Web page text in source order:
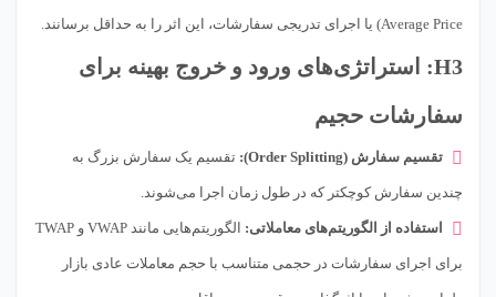
Average Price) یا اجرای تدریجی سفارشات، این اثر را به حداقل برسانند.
H3: استراتژی‌های ورود و خروج بهینه برای
سفارشات حجیم
تقسیم سفارش (Order Splitting): تقسیم یک سفارش بزرگ به
چندین سفارش کوچکتر که در طول زمان اجرا می‌شوند.
استفاده از الگوریتم‌های معاملاتی: الگوریتم‌هایی مانند VWAP و TWAP
برای اجرای سفارشات در حجمی متناسب با حجم معاملات عادی بازار